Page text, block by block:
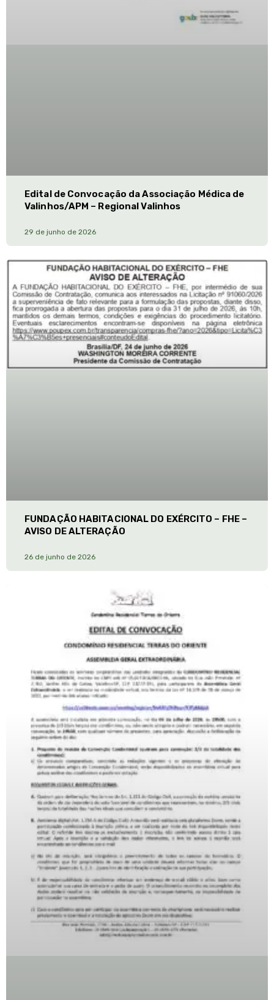
Edital de Convocação da Associação Médica de
Valinhos/APM – Regional Valinhos
29 de junho de 2026
FUNDAÇÃO HABITACIONAL DO EXÉRCITO – FHE –
AVISO DE ALTERAÇÃO
26 de junho de 2026